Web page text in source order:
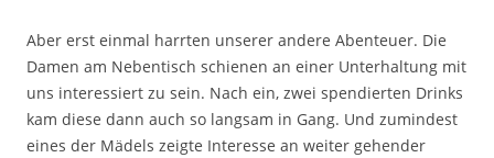
Aber erst einmal harrten unserer andere Abenteuer. Die
Damen am Nebentisch schienen an einer Unterhaltung mit
uns interessiert zu sein. Nach ein, zwei spendierten Drinks
kam diese dann auch so langsam in Gang. Und zumindest
eines der Mädels zeigte Interesse an weiter gehender